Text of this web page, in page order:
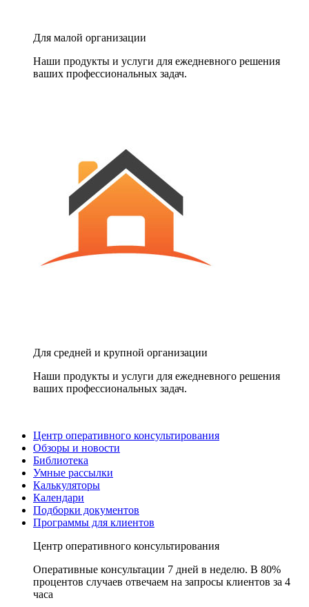
Для малой организации
Наши продукты и услуги для ежедневного решения
ваших профессиональных задач.
Для средней и крупной организации
Наши продукты и услуги для ежедневного решения
ваших профессиональных задач.
Центр оперативного консультирования
Обзоры и новости
Библиотека
Умные рассылки
Калькуляторы
Календари
Подборки документов
Программы для клиентов
Центр оперативного консультирования
Оперативные консультации 7 дней в неделю. В 80%
процентов случаев отвечаем на запросы клиентов за 4
часа